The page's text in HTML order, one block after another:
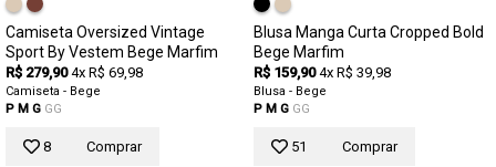
Camiseta Oversized Vintage
Sport By Vestem Bege Marfim
R$ 279,90 4x R$ 69,98
Camiseta - Bege
P M G GG
8 Comprar
Blusa Manga Curta Cropped Bold
Bege Marfim
R$ 159,90 4x R$ 39,98
Blusa - Bege
P M G GG
51 Comprar